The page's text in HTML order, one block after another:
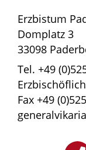
Erzbistum
Domplatz 3
33098
Tel. +49
Fax +49